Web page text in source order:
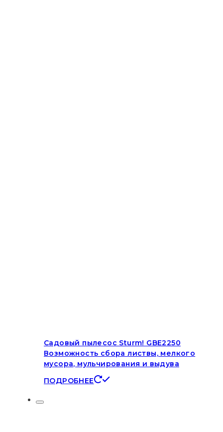
Садовый пылесос Sturm! GBE2250
Возможность сбора листвы, мелкого
мусора, мульчирования и выдува
ПОДРОБНЕЕ